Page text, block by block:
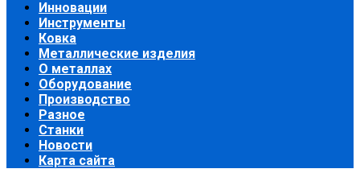
Инновации
Инструменты
Ковка
Металлические изделия
О металлах
Оборудование
Производство
Разное
Станки
Новости
Карта сайта